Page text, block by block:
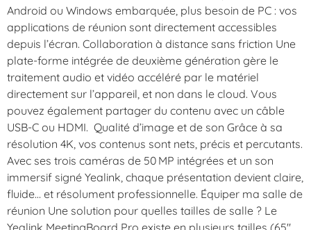
Android ou Windows embarquée, plus besoin de PC : vos
applications de réunion sont directement accessibles
depuis l’écran. Collaboration à distance sans friction Une
plate-forme intégrée de deuxième génération gère le
traitement audio et vidéo accéléré par le matériel
directement sur l’appareil, et non dans le cloud. Vous
pouvez également partager du contenu avec un câble
USB-C ou HDMI. Qualité d’image et de son Grâce à sa
résolution 4K, vos contenus sont nets, précis et percutants.
Avec ses trois caméras de 50 MP intégrées et un son
immersif signé Yealink, chaque présentation devient claire,
fluide… et résolument professionnelle. Équiper ma salle de
réunion Une solution pour quelles tailles de salle ? Le